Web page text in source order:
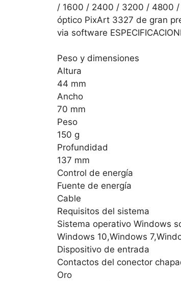
/ 1600 / 2400 / 3200 / 4800 /
óptico PixArt 3327 de gran
via software
Peso y dimensiones
Altura
44 mm
Ancho
70 mm
Peso
150 g
Profundidad
137 mm
Control de energía
Fuente de energía
Cable
Requisitos del sistema
Sistema operativo Windows
Windows 10,Windows
Dispositivo de entrada
Contactos del conector
Oro